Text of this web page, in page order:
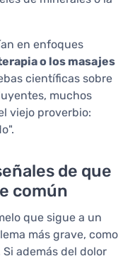
en enfoques
o los masajes
científicas sobre
muchos
viejo proverbio:
de que
común
que sigue a un
más grave, como
además del dolor